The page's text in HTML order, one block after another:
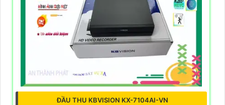
ĐẦU THU KBVISION KX-7104AI-VN